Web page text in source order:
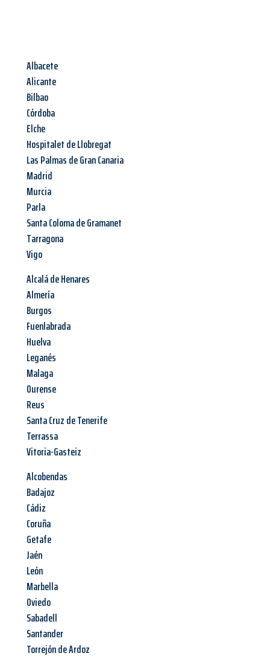
Albacete
Alicante
Bilbao
Córdoba
Elche
Hospitalet de Llobregat
Las Palmas de Gran Canaria
Madrid
Murcia
Parla
Santa Coloma de Gramanet
Tarragona
Vigo
Alcalá de Henares
Almería
Burgos
Fuenlabrada
Huelva
Leganés
Malaga
Ourense
Reus
Santa Cruz de Tenerife
Terrassa
Vitoria-Gasteiz
Alcobendas
Badajoz
Cádiz
Coruña
Getafe
Jaén
León
Marbella
Oviedo
Sabadell
Santander
Torrejón de Ardoz